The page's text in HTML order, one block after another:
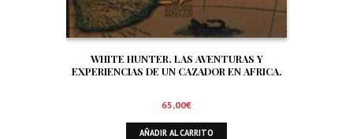
WHITE HUNTER. LAS AVENTURAS Y
EXPERIENCIAS DE UN CAZADOR EN AFRICA.
65,00€
AÑADIR AL CARRITO